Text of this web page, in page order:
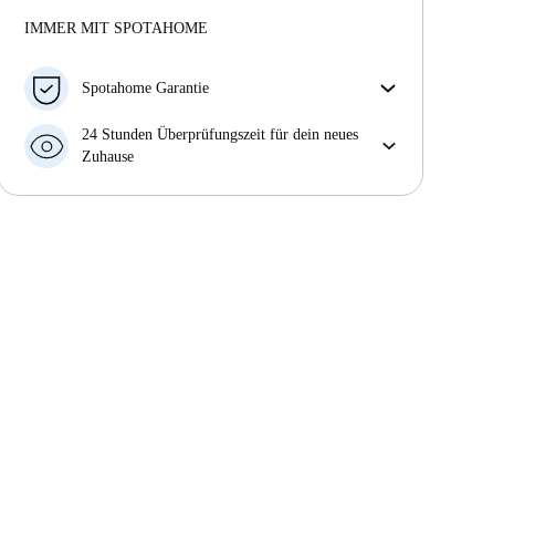
Mehr über diesen Vermieter
IMMER MIT SPOTAHOME
Spotahome Garantie
Falls der Vermieter deine Buchung kurzfristig
storniert, werden wir dir entweder A) ein Hotel
finden oder B) den gezahlten Betrag vollständig
24 Stunden Überprüfungszeit für dein neues
Zuhause